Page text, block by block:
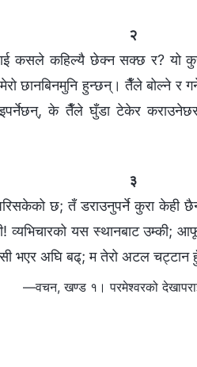
२
कसले कहिल्यै छेक्न सक्छ र? यो
छानबिनमुनि हुन्छन्। तैँले बोल्ने र
के तैँले घुँडा टेकेर
३
छ; तँ डराउनुपर्ने कुरा केही
व्यभिचारको यस स्थानबाट उम्की;
भएर अघि बढ्; म तेरो अटल चट्टान
—वचन, खण्ड १। परमेश्‍वरको